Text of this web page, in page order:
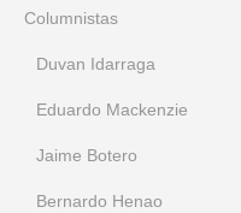
Columnistas
Duvan Idarraga
Eduardo Mackenzie
Jaime Botero
Bernardo Henao